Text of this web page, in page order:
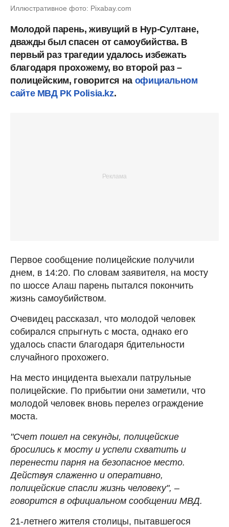
Иллюстративное фото: Pixabay.com
Молодой парень, живущий в Нур-Султане,
дважды был спасен от самоубийства. В
первый раз трагедии удалось избежать
благодаря прохожему, во второй раз –
полицейским, говорится на официальном
сайте МВД РК Polisia.kz.
Первое сообщение полицейские получили
днем, в 14:20. По словам заявителя, на мосту
по шоссе Алаш парень пытался покончить
жизнь самоубийством.
Очевидец рассказал, что молодой человек
собирался спрыгнуть с моста, однако его
удалось спасти благодаря бдительности
случайного прохожего.
На место инцидента выехали патрульные
полицейские. По прибытии они заметили, что
молодой человек вновь перелез ограждение
моста.
"Счет пошел на секунды, полицейские
бросились к мосту и успели схватить и
перенести парня на безопасное место.
Действуя слаженно и оперативно,
полицейские спасли жизнь человеку", –
говорится в официальном сообщении МВД.
21-летнего жителя столицы, пытавшегося